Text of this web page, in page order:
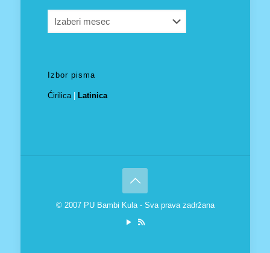
Izbor pisma
Ćirilica| Latinica
© 2007 PU Bambi Kula - Sva prava zadržana